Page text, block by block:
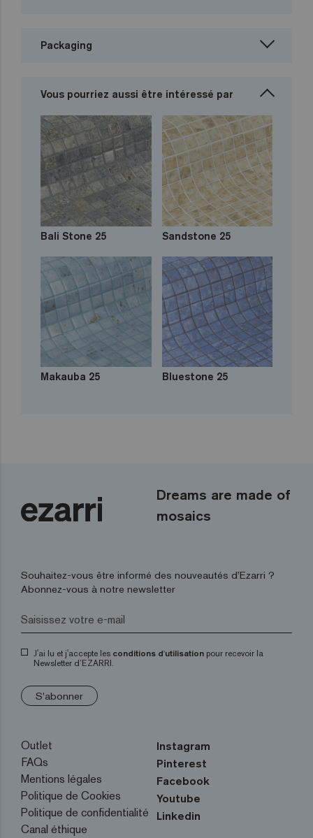
Packaging
Vous pourriez aussi être intéressé par
Bali Stone 25 Sandstone 25
Makauba 25 Bluestone 25
Dreams are made of
mosaics
Souhaitez-vous être informé des nouveautés d’Ezarri ?
Abonnez-vous à notre newsletter
J'ai lu et j'accepte les conditions d'utilisation pour recevoir la
Newsletter d’EZARRI.
S'abonner
Outlet
FAQs
Mentions légales
Politique de Cookies
Politique de confidentialité
Canal éthique
Instagram
Pinterest
Facebook
Youtube
Linkedin